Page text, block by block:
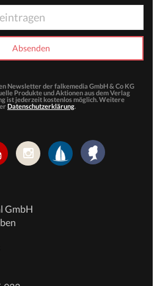
Newsletter der falkemedia GmbH & Co KG
Produkte und Aktionen aus dem Verlag
ist jederzeit kostenlos möglich. Weitere
Datenschutzerklärung.
GmbH